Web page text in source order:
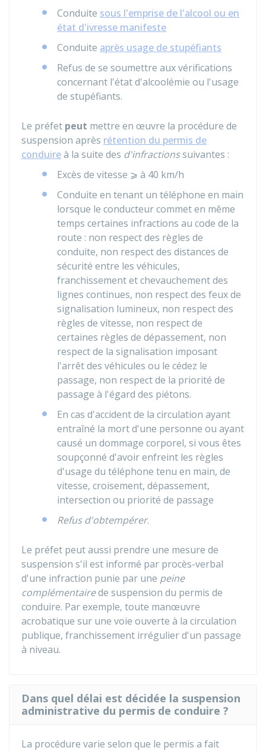
Conduite sous l'emprise de l'alcool ou en
état d'ivresse manifeste
Conduite après usage de stupéfiants
Refus de se soumettre aux vérifications
concernant l'état d'alcoolémie ou l'usage
de stupéfiants.
Le préfet peut mettre en œuvre la procédure de
suspension après rétention du permis de
conduireà la suite des d'infractionssuivantes :
Excès de vitesse ⩾ à 40 km/h
Conduite en tenant un téléphone en main
lorsque le conducteur commet en même
temps certaines infractions au code de la
route : non respect des règles de
conduite, non respect des distances de
sécurité entre les véhicules,
franchissement et chevauchement des
lignes continues, non respect des feux de
signalisation lumineux, non respect des
règles de vitesse, non respect de
certaines règles de dépassement, non
respect de la signalisation imposant
l'arrêt des véhicules ou le cédez le
passage, non respect de la priorité de
passage à l'égard des piétons.
En cas d'accident de la circulation ayant
entraîné la mort d'une personne ou ayant
causé un dommage corporel, si vous êtes
soupçonné d'avoir enfreint les règles
d'usage du téléphone tenu en main, de
vitesse, croisement, dépassement,
intersection ou priorité de passage
Refus d'obtempérer.
Le préfet peut aussi prendre une mesure de
suspension s'il est informé par procès-verbal
d'une infraction punie par une peine
complémentairede suspension du permis de
conduire. Par exemple, toute manœuvre
acrobatique sur une voie ouverte à la circulation
publique, franchissement irrégulier d'un passage
à niveau.
Dans quel délai est décidée la suspension
administrative du permis de conduire ?
La procédure varie selon que le permis a fait